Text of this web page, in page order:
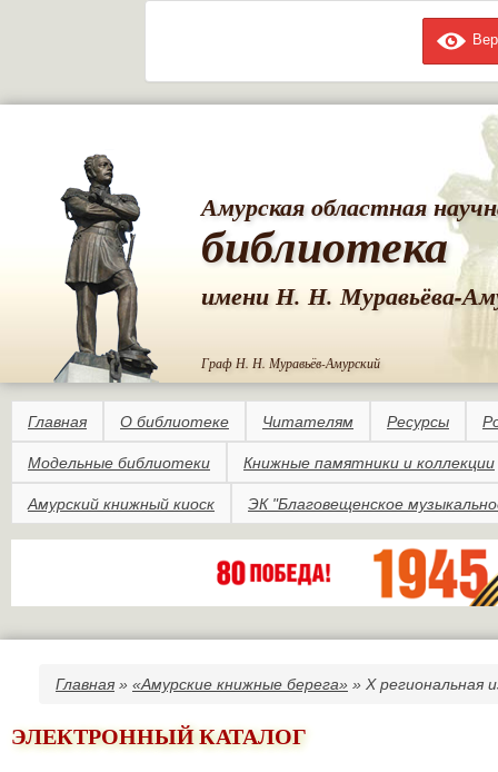
Амурская областная
библиотека
имени Н. Н. Муравьёва-
Граф Н. Н. Муравьёв-Амурский
Главная О библиотеке Читателям Ресурсы
Модельные библиотеки Книжные памятники и коллекции
Амурский книжный киоск ЭК "Благовещенское
Вы здесь
Главная » «Амурские книжные берега» » X региональная
ЭЛЕКТРОННЫЙ КАТАЛОГ